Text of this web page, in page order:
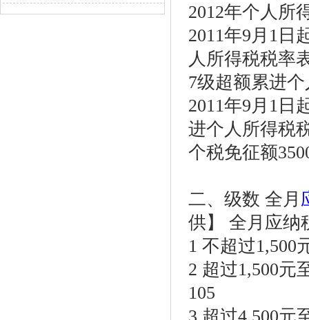
2012年个人所
2011年9月1日
人所得税税率
7级超额累进
2011年9月1日
进个人所得
个税免征额
二、级数 全月
供】 全月应纳
1 不超过1,500
2 超过1,500元
105